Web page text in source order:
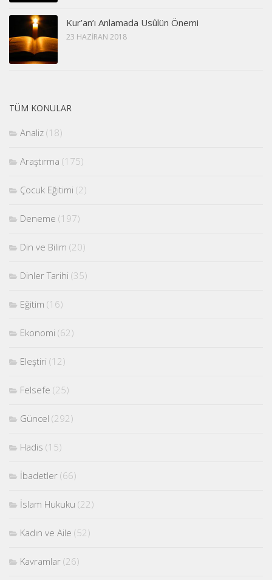
Kur’an’ı Anlamada Usûlün Önemi
23 HAZIRAN 2018
TÜM KONULAR
Analiz (18)
Araştırma (175)
Çocuk Eğitimi (2)
Deneme (197)
Din ve Bilim (20)
Dinler Tarihi (35)
Eğitim (16)
Ekonomi (62)
Eleştiri (12)
Felsefe (25)
Güncel (292)
Hadis (15)
İbadetler (66)
İslam Hukuku (22)
Kadın ve Aile (52)
Kavramlar (26)